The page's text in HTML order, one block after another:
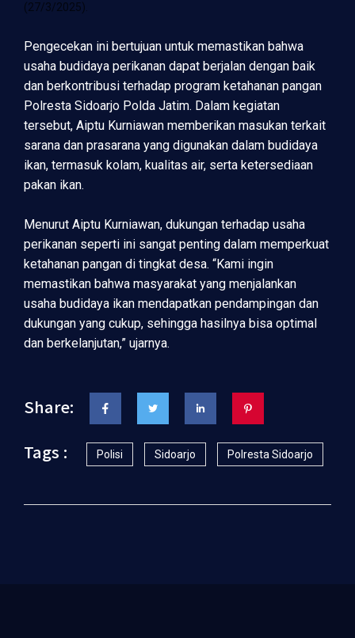
(27/3/2025).
Pengecekan ini bertujuan untuk memastikan bahwa
usaha budidaya perikanan dapat berjalan dengan baik
dan berkontribusi terhadap program ketahanan pangan
Polresta Sidoarjo Polda Jatim. Dalam kegiatan
tersebut, Aiptu Kurniawan memberikan masukan terkait
sarana dan prasarana yang digunakan dalam budidaya
ikan, termasuk kolam, kualitas air, serta ketersediaan
pakan ikan.
Menurut Aiptu Kurniawan, dukungan terhadap usaha
perikanan seperti ini sangat penting dalam memperkuat
ketahanan pangan di tingkat desa. “Kami ingin
memastikan bahwa masyarakat yang menjalankan
usaha budidaya ikan mendapatkan pendampingan dan
dukungan yang cukup, sehingga hasilnya bisa optimal
dan berkelanjutan,” ujarnya.
Share:
Tags :
Polisi Sidoarjo Polresta Sidoarjo